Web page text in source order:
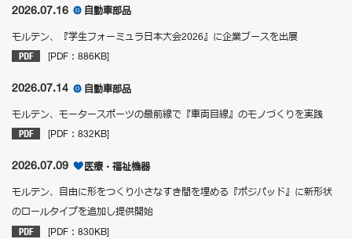
2026.07.16 自動車部品
モルテン、『学生フォーミュラ日本大会2026』に企業ブースを出展
[PDF：886KB]
2026.07.14 自動車部品
モルテン、モータースポーツの最前線で『車両目線』のモノづくりを実践
[PDF：832KB]
2026.07.09 医療・福祉機器
モルテン、自由に形をつくり小さなすき間を埋める『ポジパッド』に新形状
のロールタイプを追加し提供開始
[PDF：830KB]